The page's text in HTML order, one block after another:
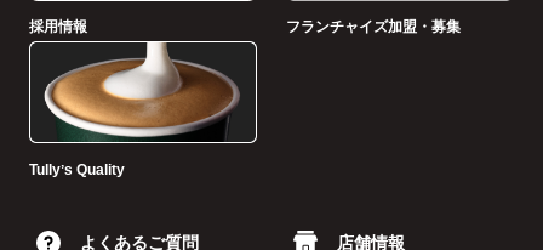
採用情報 フランチャイズ加盟・募集
Tullyʼs Quality
よくあるご質問 店舗情報